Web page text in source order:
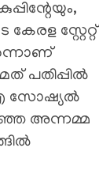
സ്റ്റേറ്റ്
പതിപ്പിൽ
സോഷ്യൽ
അന്നമ്മ